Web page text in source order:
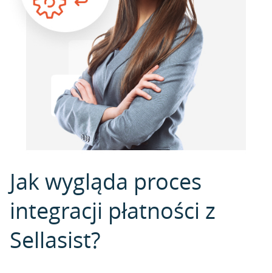
Jak wygląda proces
integracji płatności z
Sellasist?